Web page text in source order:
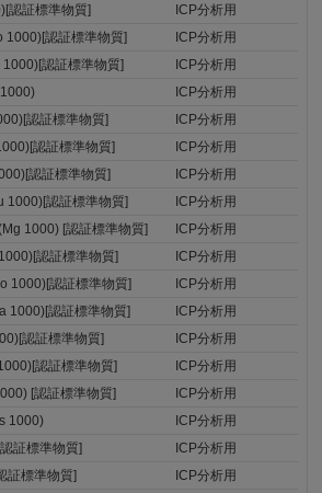
認証標準物質]
ICP分析用
1000)[認証標準物質]
ICP分析用
認証標準物質]
ICP分析用
ICP分析用
認証標準物質]
ICP分析用
認証標準物質]
ICP分析用
認証標準物質]
ICP分析用
1000)[認証標準物質]
ICP分析用
1000) [認証標準物質]
ICP分析用
認証標準物質]
ICP分析用
1000)[認証標準物質]
ICP分析用
1000)[認証標準物質]
ICP分析用
認証標準物質]
ICP分析用
認証標準物質]
ICP分析用
[認証標準物質]
ICP分析用
1000)
ICP分析用
証標準物質]
ICP分析用
証標準物質]
ICP分析用